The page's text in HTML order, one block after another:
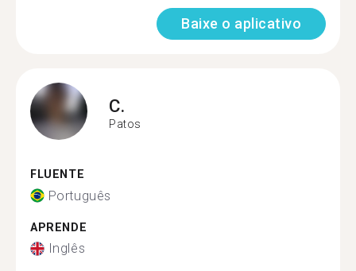
Baixe o aplicativo
C.
Patos
FLUENTE
Português
APRENDE
Inglês